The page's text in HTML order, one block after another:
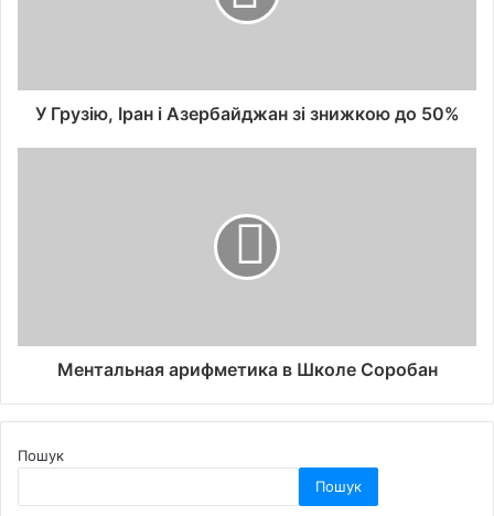
У Грузію, Іран і Азербайджан зі знижкою до 50%
Ментальная арифметика в Школе Соробан
Пошук
Пошук